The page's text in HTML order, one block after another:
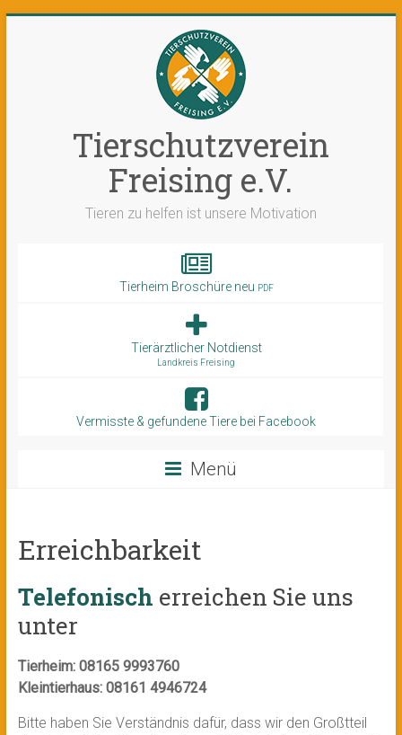
Tierschutzverein
Freising e.V.
Tieren zu helfen ist unsere Motivation
Tierheim Broschüre neu PDF
Tierärztlicher Notdienst
Landkreis Freising
Vermisste & gefundene Tiere bei Facebook
Menü
Erreichbarkeit
Telefonisch erreichen Sie uns
unter
Tierheim: 08165 9993760
Kleintierhaus: 08161 4946724
Bitte haben Sie Verständnis dafür, dass wir den Großtteil